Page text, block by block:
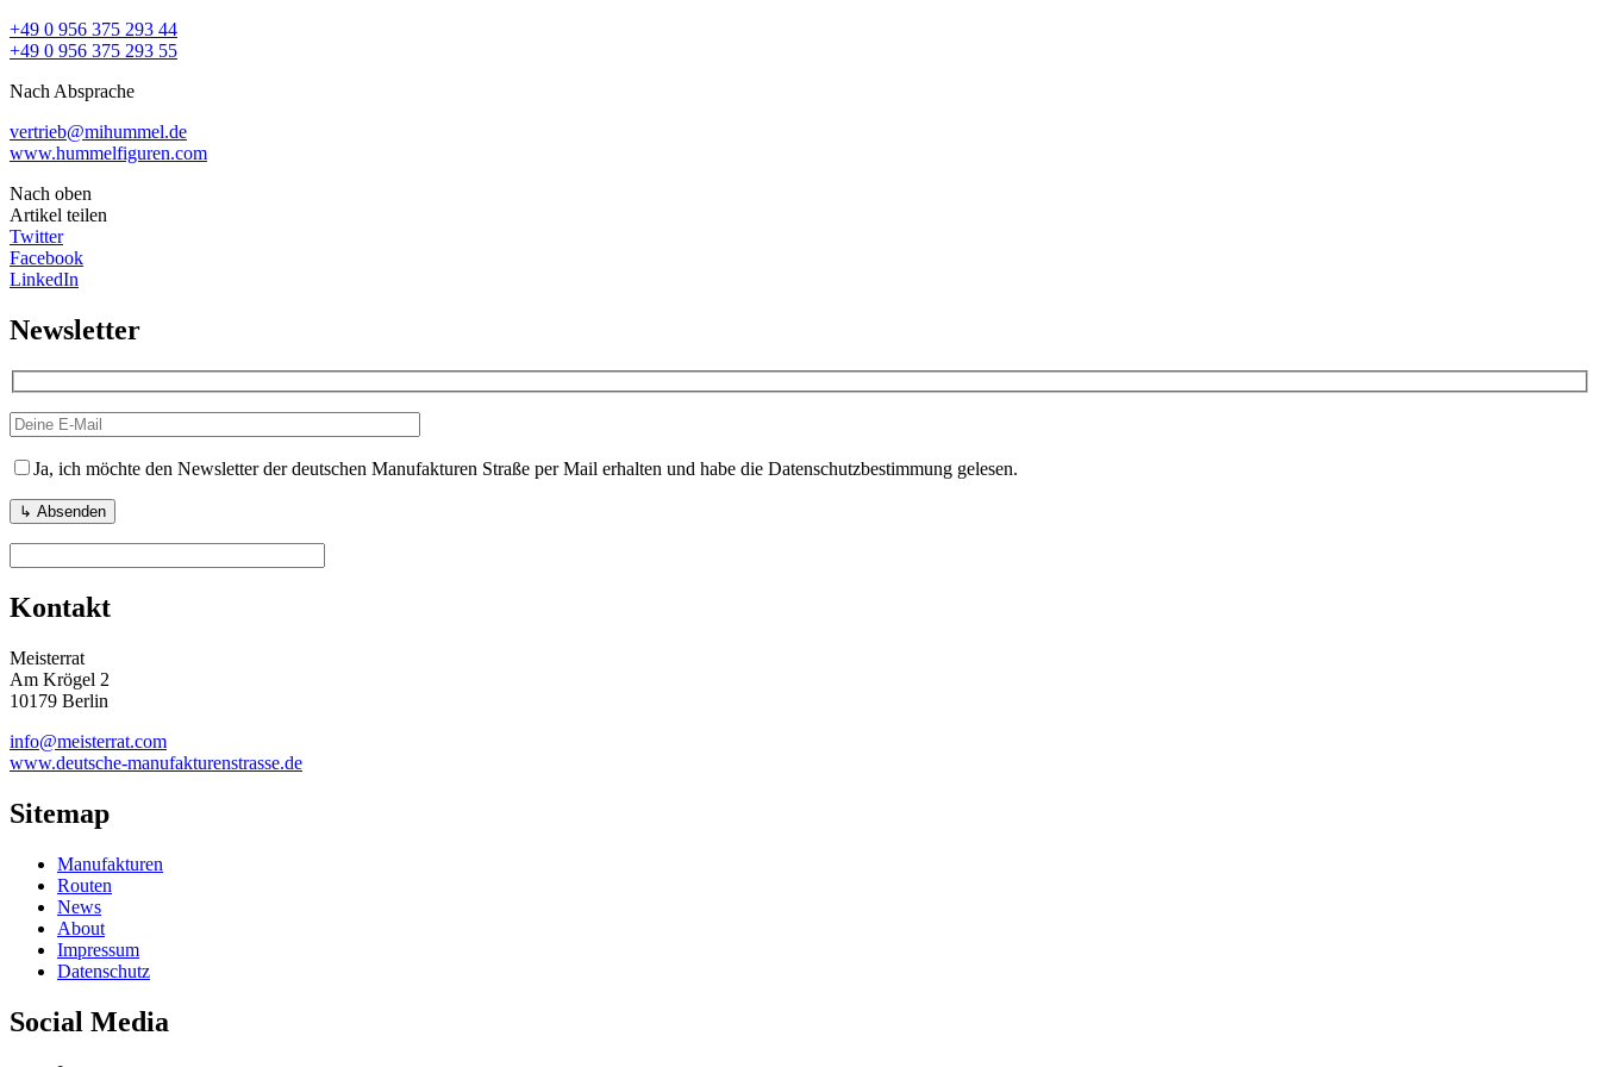
+49 0 956 375 293 44
+49 0 956 375 293 55
Nach Absprache
vertrieb@mihummel.de
www.hummelfiguren.com
Nach oben
Artikel teilen
Twitter
Facebook
LinkedIn
Newsletter
Ja, ich möchte den Newsletter der deutschen Manufakturen Straße per Mail erhalten und habe die Datenschutzbestimmung gelesen.
Kontakt
Meisterrat
Am Krögel 2
10179 Berlin
info@meisterrat.com
www.deutsche-manufakturenstrasse.de
Sitemap
Manufakturen
Routen
News
About
Impressum
Datenschutz
Social Media